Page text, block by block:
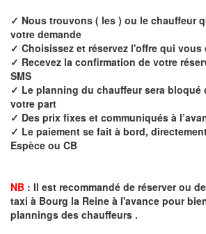
✓ Nous trouvons ( les ) ou le chauffeur
votre demande
✓ Choisissez et réservez l'offre qui
✓ Recevez la confirmation de votre
SMS
✓ Le planning du chauffeur sera bloqué
votre part
✓ Des prix fixes et communiqués à
✓ Le paiement se fait à bord,
Espèce ou CB
NB : Il est recommandé de réserver ou
taxi à Bourg la Reine à l'avance pour
plannings des chauffeurs .